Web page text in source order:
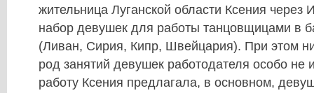
жительница Луганской области Ксения через
набор девушек для работы танцовщицами в
(Ливан, Сирия, Кипр, Швейцария). При этом
род занятий девушек работодателя особо не
работу Ксения предлагала, в основном,